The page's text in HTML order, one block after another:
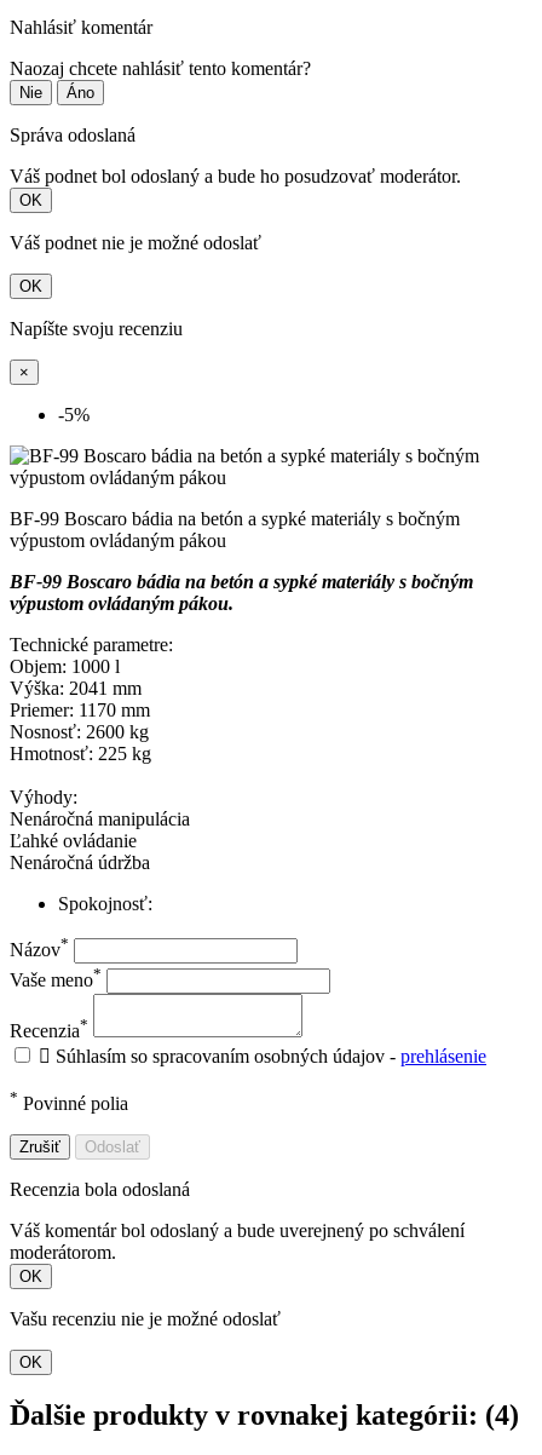
Nahlásiť komentár
Naozaj chcete nahlásiť tento komentár?
Nie Áno
Správa odoslaná
Váš podnet bol odoslaný a bude ho posudzovať moderátor.
OK
Váš podnet nie je možné odoslať
OK
Napíšte svoju recenziu
×
-5%
BF-99 Boscaro bádia na betón a sypké materiály s bočným
výpustom ovládaným pákou
BF-99 Boscaro bádia na betón a sypké materiály s bočným
výpustom ovládaným pákou.
Technické parametre:
Objem: 1000 l
Výška: 2041 mm
Priemer: 1170 mm
Nosnosť: 2600 kg
Hmotnosť: 225 kg
Výhody:
Nenáročná manipulácia
Ľahké ovládanie
Nenáročná údržba
Spokojnosť:
Názov*
Vaše meno*
Recenzia*
 Súhlasím so spracovaním osobných údajov - prehlásenie
* Povinné polia
Zrušiť Odoslať
Recenzia bola odoslaná
Váš komentár bol odoslaný a bude uverejnený po schválení
moderátorom.
OK
Vašu recenziu nie je možné odoslať
OK
Ďalšie produkty v rovnakej kategórii: (4)